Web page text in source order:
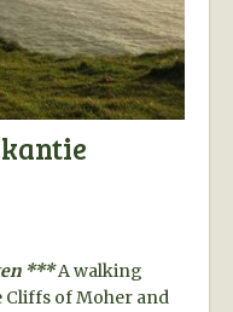
***A walking
of Moher and